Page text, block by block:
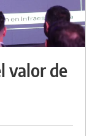
valor de